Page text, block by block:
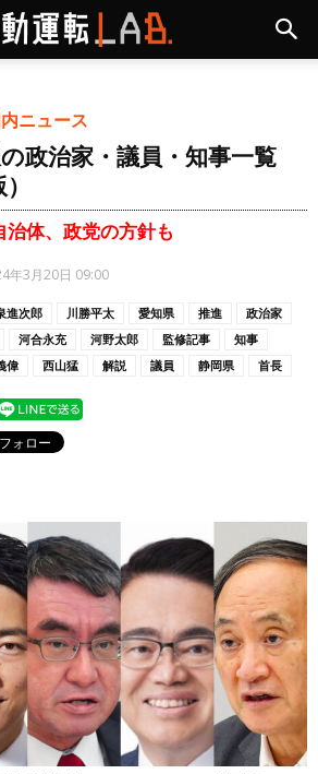
内ニュース
政治家・議員・知事一覧
治体、政党の方針も
年3月20日 09:00
進次郎 川勝平太 愛知県 推進
政治家
河合永充 河野太郎 監修記事
知事
偉 西山猛 解説 議員 静岡県 首長